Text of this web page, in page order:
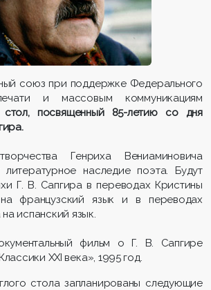
союз при поддержке Федерального
и массовым коммуникациям
стол, посвященный 85-летию со дня
Генриха Вениаминовича
наследие поэта. Будут
Г. В. Сапгира в переводах Кристины
на французский язык и в переводах
испанский язык.
фильм о Г. В. Сапгире
XXI века», 1995 год.
стола запланированы следующие